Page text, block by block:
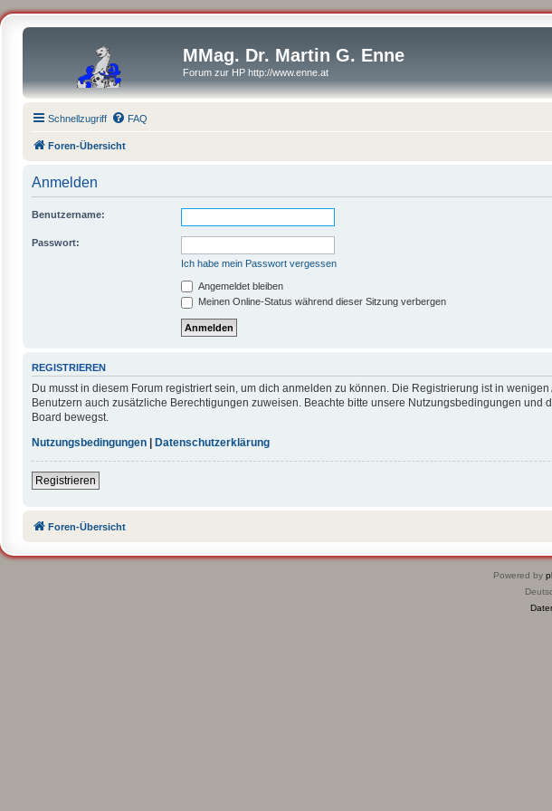
MMag. Dr. Martin G. Enne
Forum zur HP http://www.enne.at
Schnellzugriff FAQ
Foren-Übersicht
Anmelden
Benutzername:
Passwort:
Ich habe mein Passwort vergessen
Angemeldet bleiben
Meinen Online-Status während dieser Sitzung verbergen
REGISTRIEREN
Du musst in diesem Forum registriert sein, um dich anmelden zu können. Die Registrierung ist in
Benutzern auch zusätzliche Berechtigungen zuweisen. Beachte bitte unsere Nutzungsbedingungen
Board bewegst.
Nutzungsbedingungen
Datenschutzerklärung
Registrieren
Foren-Übersicht
Powered by